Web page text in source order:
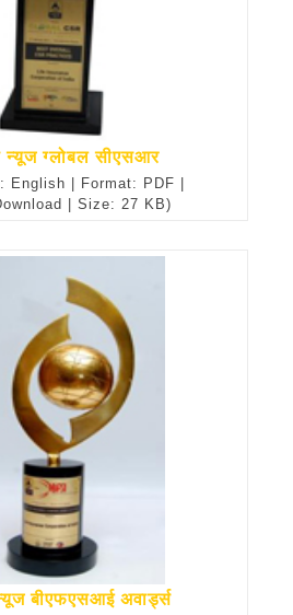
न्यूज ग्लोबल सीएसआर
English | Format: PDF |
| Size: 27 KB)
बीएफएसआई अवार्ड्स